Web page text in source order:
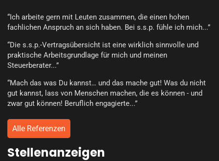
“Ich arbeite gern mit Leuten zusammen, die einen hohen
fachlichen Anspruch an sich haben. Bei s.s.p. fühle ich mich...”
“Die s.s.p.-Vertragsübersicht ist eine wirklich sinnvolle und
praktische Arbeitsgrundlage für mich und meinen
Steuerberater...”
“Mach das was Du kannst… und das mache gut! Was du nicht
gut kannst, lass von Menschen machen, die es können - und
zwar gut können! Beruflich engagierte...”
Alle Referenzen
Stellenanzeigen